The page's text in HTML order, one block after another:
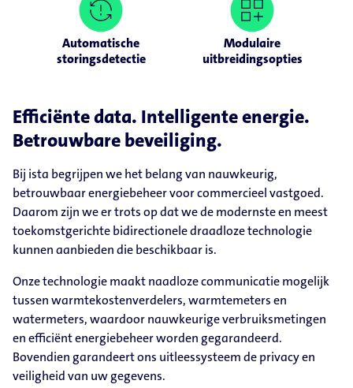
Automatische
storingsdetectie
Modulaire
uitbreidingsopties
Efficiënte data. Intelligente energie.
Betrouwbare beveiliging.
Bij ista begrijpen we het belang van nauwkeurig,
betrouwbaar energiebeheer voor commercieel vastgoed.
Daarom zijn we er trots op dat we de modernste en meest
toekomstgerichte bidirectionele draadloze technologie
kunnen aanbieden die beschikbaar is.
Onze technologie maakt naadloze communicatie mogelijk
tussen warmtekostenverdelers, warmtemeters en
watermeters, waardoor nauwkeurige verbruiksmetingen
en efficiënt energiebeheer worden gegarandeerd.
Bovendien garandeert ons uitleessysteem de privacy en
veiligheid van uw gegevens.